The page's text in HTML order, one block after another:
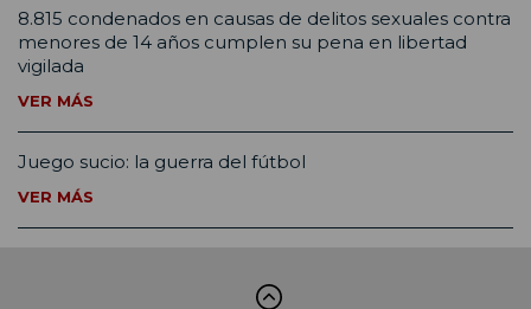
8.815 condenados en causas de delitos sexuales contra
menores de 14 años cumplen su pena en libertad
vigilada
VER MÁS
Juego sucio: la guerra del fútbol
VER MÁS